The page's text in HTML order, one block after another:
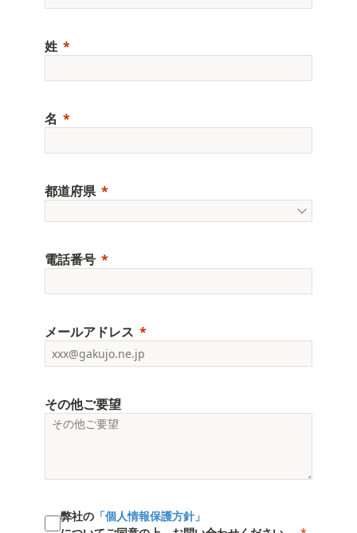
姓
名
都道府県
電話番号
メールアドレス
その他ご要望
弊社の 「個人情報保護方針」